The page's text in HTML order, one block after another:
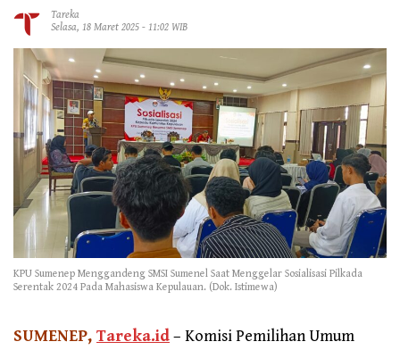
Tareka
Selasa, 18 Maret 2025 - 11:02 WIB
KPU Sumenep Menggandeng SMSI Sumenel Saat Menggelar Sosialisasi Pilkada
Serentak 2024 Pada Mahasiswa Kepulauan. (Dok. Istimewa)
SUMENEP, Tareka.id– Komisi Pemilihan Umum